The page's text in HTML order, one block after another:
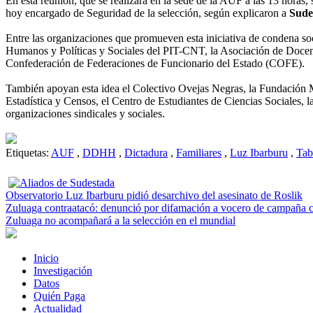
hoy encargado de Seguridad de la selección, según explicaron a
Entre las organizaciones que promueven esta iniciativa de condena
Humanos y Políticas y Sociales del PIT-CNT, la Asociación de
Confederación de Federaciones de Funcionario del Estado (COFE).
También apoyan esta idea el Colectivo Ovejas Negras, la
Estadística y Censos, el Centro de Estudiantes de Ciencias
organizaciones sindicales y sociales.
Etiquetas: AUF , DDHH , Dictadura , Familiares , Luz Ibarburu ,
Observatorio Luz Ibarburu pidió desarchivo del asesinato de Roslik
Zuluaga contraatacó: denunció por difamación a vocero de campaña
Zuluaga no acompañará a la selección en el mundial
Inicio
Investigación
Datos
Quién Paga
Actualidad